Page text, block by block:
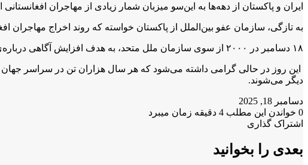
ایران و پاکستان از دهه‌ها به این‌سو میزبان شمار زیادی از مهاجران
به تازگی، سازمان عفو بین‌الملل از پاکستان خواسته که روند اخراج
۱۸ دسامبر در ۲۰۰۰ از سوی سازمان ملل متحد، به هدف افزایش آگاهی درباره‌ی چالش‌ها و مسائل مرتبط با مهاجرت، به‌عنوان روز جهانی مهاجرت نام‌گذاری شده است.
این روز در حالی گرامی داشته می‌شود که هر سال هزاران تن در سراسر
دیگر می‌شوند.
دسامبر 18, 2025
0 خواندن این مطلب 4 دقیقه زمان میبرد
فیس
X
لینکدین
واتس
تلگرام
اشتراک گذاری
بوک
گذاری
از
بعدی را بخوانید